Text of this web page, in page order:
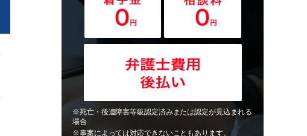
※死亡・後遺障害等級認定済みまたは認定が見込まれる
場合
※事案によっては対応できないこともあります。